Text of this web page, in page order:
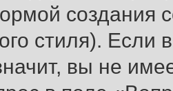
создания
стиля). Если
вы не